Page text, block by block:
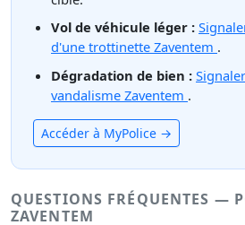
Vol de véhicule léger :
d'une trottinette Zaventem .
Dégradation de bien :
vandalisme Zaventem .
Accéder à MyPolice →
QUESTIONS FRÉQUENTES —
ZAVENTEM